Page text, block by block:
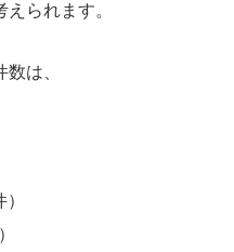
られます。
は、